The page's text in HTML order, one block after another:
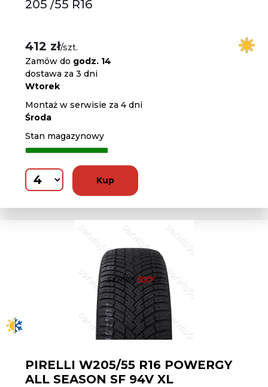
205 /55 R16
412 zł/szt.
Zamów do godz. 14
dostawa za 3 dni
Wtorek
Montaż w serwisie za 4 dni
Środa
Stan magazynowy
Kup
PIRELLI W205/55 R16 POWERGY
ALL SEASON SF 94V XL